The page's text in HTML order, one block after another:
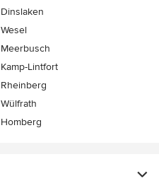
Dinslaken
Wesel
Meerbusch
Kamp-Lintfort
Rheinberg
Wülfrath
Homberg